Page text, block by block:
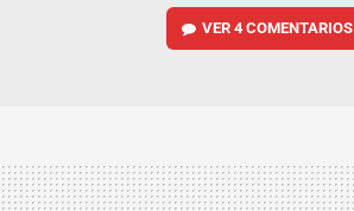
VER4 COMENTARIOS